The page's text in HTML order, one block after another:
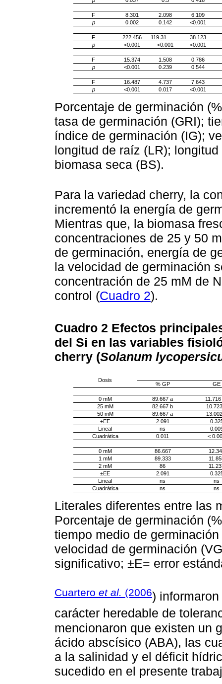
F 8.301 2.098
6.109
p
0.002 0.142 <0.001
F 222.456 119.31
38.123
p
<0.001 <0.001 <0.001
F 15.374 1.508
0.786
p
<0.001 0.239 0.544
F 16.487 4.737
7.643
p
<0.001 0.017 <0.001
Porcentaje de germinación
tasa de germinación (GRI);
índice de germinación (IG);
longitud de raíz (LR);
biomasa seca (BS).
Para la variedad cherry, la
incrementó la energía de
Mientras que, la biomasa
concentraciones de 25 y 50
de germinación, energía de
la velocidad de germinación
concentración de 25 mM de
control (Cuadro 2).
Cuadro 2 Efectos
del Si en las variables
cherry (Solanum
Dosis
% GP GE
0 mM 89.667 a
25 mM
82.667 b
50 mM
89.667 a
±EE
2.091
Lineal
ns
Cuadrática
0.011 <
0 mM 86.667
1 mM
89.333
2 mM
86
±EE
2.091
Lineal
ns
ns
Cuadrática
ns ns
Literales diferentes entre las
Porcentaje de germinación
tiempo medio de
velocidad de germinación
significativo; ±E= error
Cuartero et al. (2006)
carácter heredable de
mencionaron que existen un
ácido abscísico (ABA), las
a la salinidad y el déficit
sucedido en el presente